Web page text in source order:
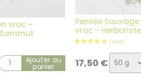
vrac –
Ajouter au
panier
Pensée
vrac –
17,50 € Choix
de